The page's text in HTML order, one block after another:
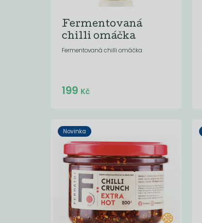
Fermentovaná
chilli omáčka
Fermentovaná chilli omáčka
Do košíku:
199 Kč
Novinka